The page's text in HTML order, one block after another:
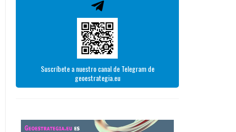
Suscríbete a nuestro canal de Telegram de
geoestrategia.eu